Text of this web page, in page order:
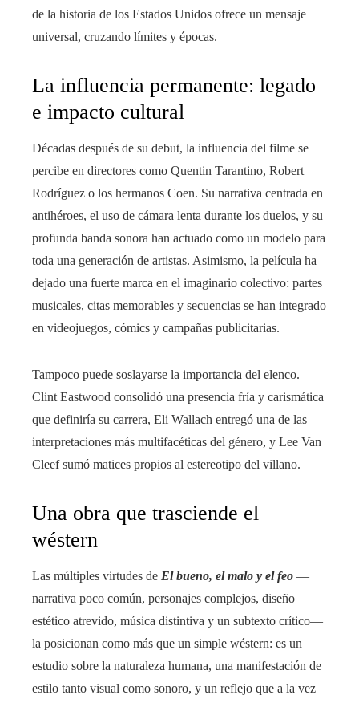
de la historia de los Estados Unidos ofrece un mensaje
universal, cruzando límites y épocas.
La influencia permanente: legado
e impacto cultural
Décadas después de su debut, la influencia del filme se
percibe en directores como Quentin Tarantino, Robert
Rodríguez o los hermanos Coen. Su narrativa centrada en
antihéroes, el uso de cámara lenta durante los duelos, y su
profunda banda sonora han actuado como un modelo para
toda una generación de artistas. Asimismo, la película ha
dejado una fuerte marca en el imaginario colectivo: partes
musicales, citas memorables y secuencias se han integrado
en videojuegos, cómics y campañas publicitarias.
Tampoco puede soslayarse la importancia del elenco.
Clint Eastwood consolidó una presencia fría y carismática
que definiría su carrera, Eli Wallach entregó una de las
interpretaciones más multifacéticas del género, y Lee Van
Cleef sumó matices propios al estereotipo del villano.
Una obra que trasciende el
wéstern
Las múltiples virtudes de El bueno, el malo y el feo —
narrativa poco común, personajes complejos, diseño
estético atrevido, música distintiva y un subtexto crítico—
la posicionan como más que un simple wéstern: es un
estudio sobre la naturaleza humana, una manifestación de
estilo tanto visual como sonoro, y un reflejo que a la vez